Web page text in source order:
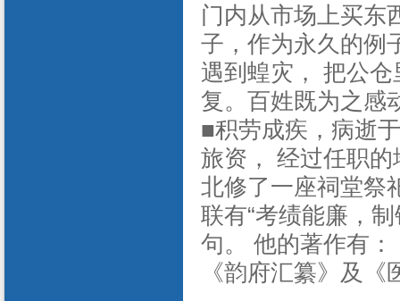
门内从市场上买东
子，作为永久的例
遇到蝗灾， 把公
复。百姓既为之感
■积劳成疾，病逝
旅资， 经过任职
北修了一座祠堂祭
联有“考绩能廉，
句。 他的著作有
《韵府汇纂》及